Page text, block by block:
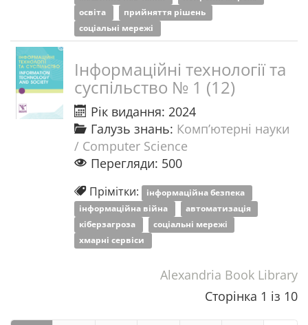
освіта
прийняття рішень
соціальні мережі
Інформаційні технології та
суспільство № 1 (12)
Рік видання: 2024
Галузь знань: Комп’ютерні науки
/ Computer Science
Перегляди: 500
Прімітки: інформаційна безпека
інформаційна війна
автоматизація
кіберзагроза
соціальні мережі
хмарні сервіси
Alexandria Book Library
Сторінка 1 із 10